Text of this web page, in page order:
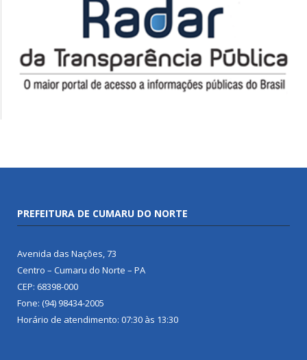
PREFEITURA DE CUMARU DO NORTE
Avenida das Nações, 73
Centro – Cumaru do Norte – PA
CEP: 68398-000
Fone: (94) 98434-2005
Horário de atendimento: 07:30 às 13:30